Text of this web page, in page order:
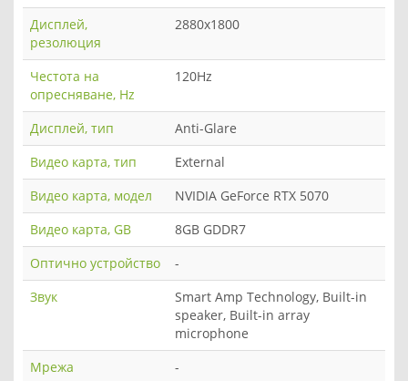
Дисплей,
резолюция
2880x1800
Честота на
опресняване, Hz
120Hz
Дисплей, тип
Anti-Glare
Видео карта, тип
Еxternal
Видео карта, модел
NVIDIA GeForce RTX 5070
Видео карта, GB
8GB GDDR7
Оптично устройство
-
Звук
Smart Amp Technology, Built-in
speaker, Built-in array
microphone
Мрежа
-